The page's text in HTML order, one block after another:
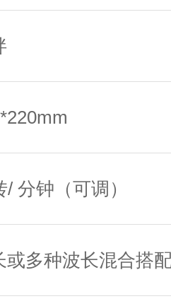
分钟（可调）
或多种波长混合搭